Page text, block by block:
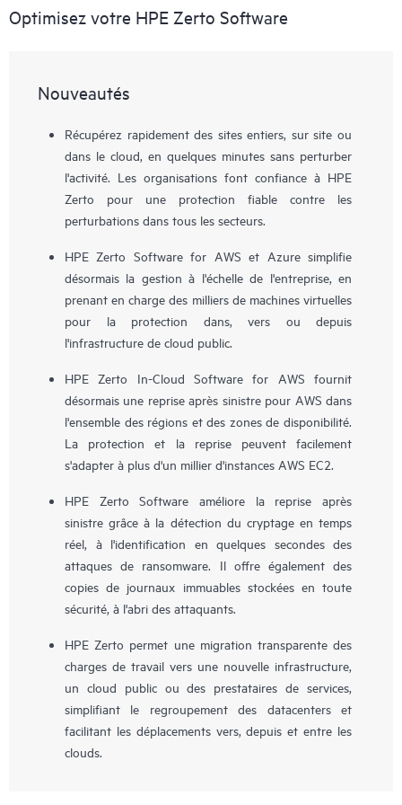
Optimisez votre HPE Zerto Software
Nouveautés
Récupérez rapidement des sites entiers, sur site ou
dans le cloud, en quelques minutes sans perturber
l'activité. Les organisations font confiance à HPE
Zerto pour une protection fiable contre les
perturbations dans tous les secteurs.
HPE Zerto Software for AWS et Azure simplifie
désormais la gestion à l'échelle de l'entreprise, en
prenant en charge des milliers de machines virtuelles
pour la protection dans, vers ou depuis
l'infrastructure de cloud public.
HPE Zerto In-Cloud Software for AWS fournit
désormais une reprise après sinistre pour AWS dans
l'ensemble des régions et des zones de disponibilité.
La protection et la reprise peuvent facilement
s'adapter à plus d'un millier d'instances AWS EC2.
HPE Zerto Software améliore la reprise après
sinistre grâce à la détection du cryptage en temps
réel, à l'identification en quelques secondes des
attaques de ransomware. Il offre également des
copies de journaux immuables stockées en toute
sécurité, à l'abri des attaquants.
HPE Zerto permet une migration transparente des
charges de travail vers une nouvelle infrastructure,
un cloud public ou des prestataires de services,
simplifiant le regroupement des datacenters et
facilitant les déplacements vers, depuis et entre les
clouds.